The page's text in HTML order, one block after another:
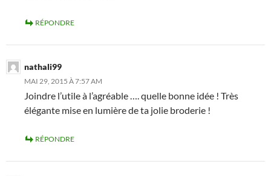
RÉPONDRE
nathali99
MAI 29, 2015 À 7:57 AM
Joindre l’utile à l’agréable …. quelle bonne idée ! Très
élégante mise en lumière de ta jolie broderie !
RÉPONDRE